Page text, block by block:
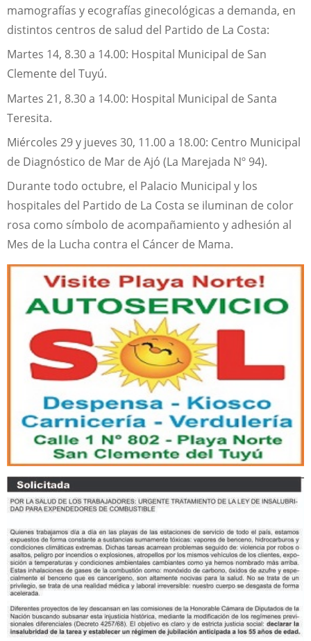
mamografías y ecografías ginecológicas a demanda, en
distintos centros de salud del Partido de La Costa:
Martes 14, 8.30 a 14.00: Hospital Municipal de San
Clemente del Tuyú.
Martes 21, 8.30 a 14.00: Hospital Municipal de Santa
Teresita.
Miércoles 29 y jueves 30, 11.00 a 18.00: Centro Municipal
de Diagnóstico de Mar de Ajó (La Marejada Nº 94).
Durante todo octubre, el Palacio Municipal y los
hospitales del Partido de La Costa se iluminan de color
rosa como símbolo de acompañamiento y adhesión al
Mes de la Lucha contra el Cáncer de Mama.